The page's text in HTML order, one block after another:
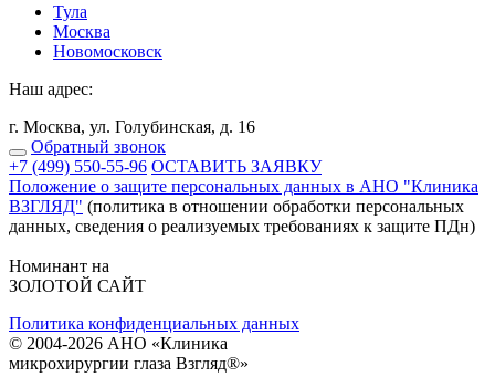
Тулa
Москва
Новомосковск
Наш адрес:
г. Москва, ул. Голубинская, д. 16
Обратный звонок
+7 (499) 550-55-96 ОСТАВИТЬ ЗАЯВКУ
Положение о защите персональных данных в АНО "Клиника
ВЗГЛЯД" (политика в отношении обработки персональных
данных, сведения о реализуемых требованиях к защите ПДн)
Номинант на
ЗОЛОТОЙ САЙТ
Политика конфиденциальных данных
© 2004-2026 АНО «Клиникa
микpoхиpуpгии глaзa Взгляд®»